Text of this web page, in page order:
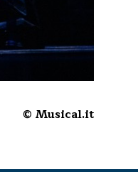
© Musical.it